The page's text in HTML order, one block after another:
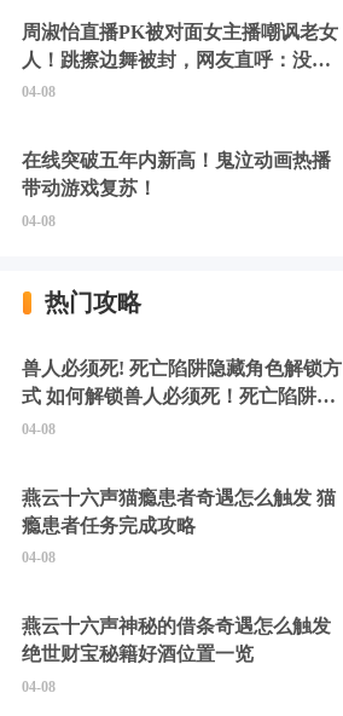
周淑怡直播PK被对面女主播嘲讽老女
人！跳擦边舞被封，网友直呼：没边
硬擦封的好！
04-08
在线突破五年内新高！鬼泣动画热播
带动游戏复苏！
04-08
热门攻略
兽人必须死! 死亡陷阱隐藏角色解锁方
式 如何解锁兽人必须死！死亡陷阱中
的隐藏角色
04-08
燕云十六声猫瘾患者奇遇怎么触发 猫
瘾患者任务完成攻略
04-08
燕云十六声神秘的借条奇遇怎么触发
绝世财宝秘籍好酒位置一览
04-08